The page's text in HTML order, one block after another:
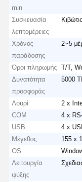
min
Συσκευασία
λεπτομέρειες
Χρόνος
παράδοσης
2~5
Όροι πληρωμής
T/T,
Δυνατότητα
προσφοράς
5000
Λουρί
2 x
COM
4 x
USB
4 x
Μέγεθος
155 x
OS
Λειτουργία
ψύξης